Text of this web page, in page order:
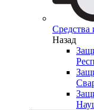
Средства
Назад